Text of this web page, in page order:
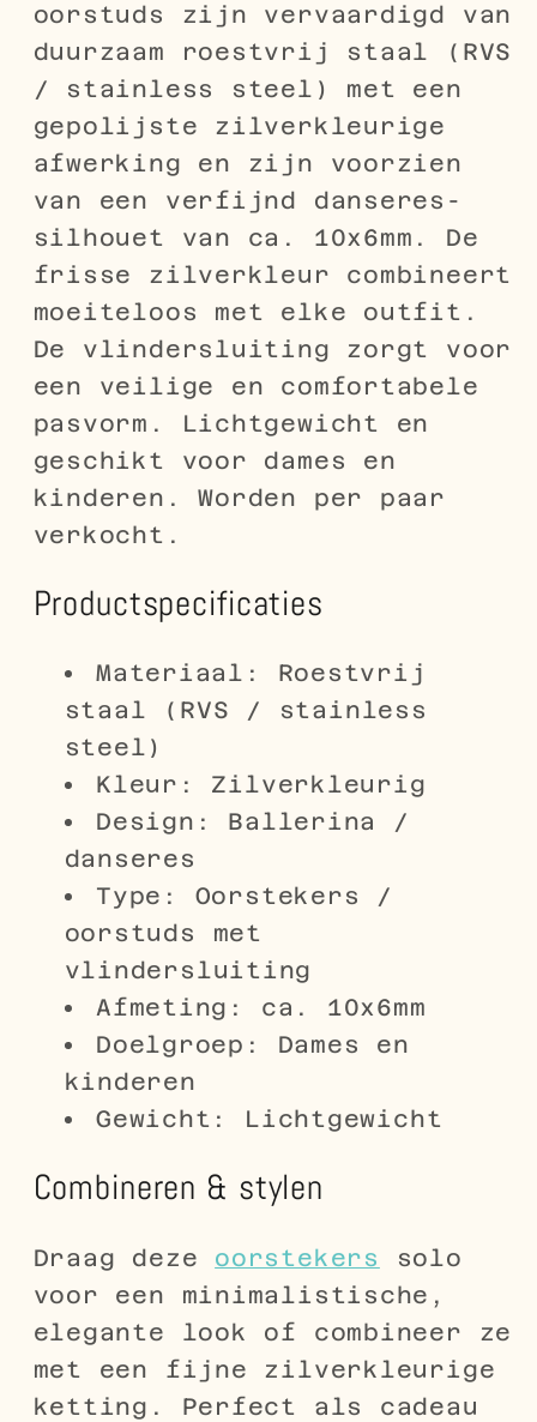
oorstuds zijn vervaardigd van
duurzaam roestvrij staal (RVS
/ stainless steel) met een
gepolijste zilverkleurige
afwerking en zijn voorzien
van een verfijnd danseres-
silhouet van ca. 10x6mm. De
frisse zilverkleur combineert
moeiteloos met elke outfit.
De vlindersluiting zorgt voor
een veilige en comfortabele
pasvorm. Lichtgewicht en
geschikt voor dames en
kinderen. Worden per paar
verkocht.
Productspecificaties
Materiaal: Roestvrij
staal (RVS / stainless
steel)
Kleur: Zilverkleurig
Design: Ballerina /
danseres
Type: Oorstekers /
oorstuds met
vlindersluiting
Afmeting: ca. 10x6mm
Doelgroep: Dames en
kinderen
Gewicht: Lichtgewicht
Combineren & stylen
Draag deze oorstekers
solo
voor een minimalistische,
elegante look of combineer ze
met een fijne zilverkleurige
ketting. Perfect als cadeau